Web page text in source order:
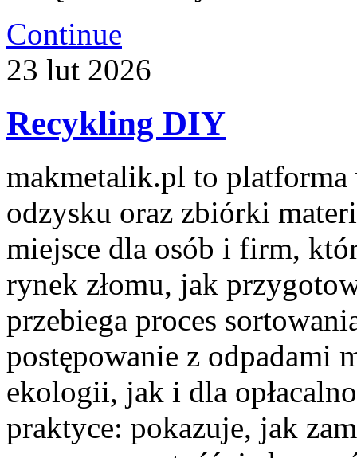
Continue
23 lut 2026
Recykling DIY
makmetalik.pl to
odzysku oraz zbiórki
miejsce dla osób i firm,
rynek złomu, jak
przebiega proces
postępowanie z odpadami
ekologii, jak i dla
praktyce: pokazuje, jak